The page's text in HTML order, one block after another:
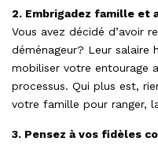
2. Embrigadez famille et
Vous avez décidé d’avoir
déménageur? Leur salaire
mobiliser votre entourage
processus. Qui plus est,
votre famille pour ranger,
3. Pensez à vos fidèles